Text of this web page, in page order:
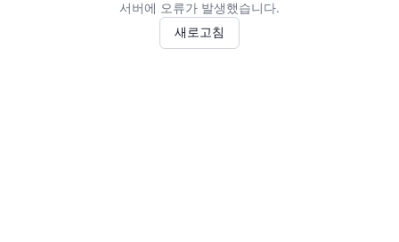
서버에 오류가 발생했습니다.
새로고침